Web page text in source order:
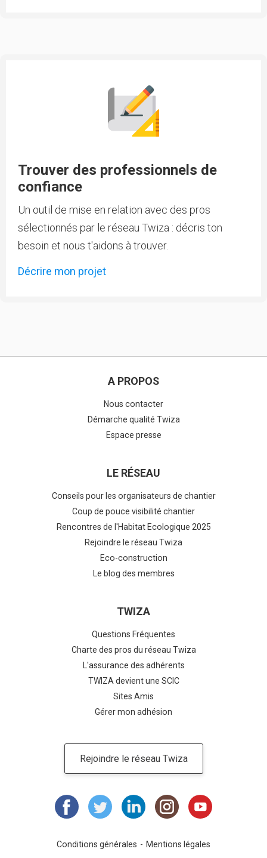
Trouver des professionnels de
confiance
Un outil de mise en relation avec des pros
sélectionnés par le réseau Twiza : décris ton
besoin et nous t'aidons à trouver.
Décrire mon projet
A PROPOS
Nous contacter
Démarche qualité Twiza
Espace presse
LE RÉSEAU
Conseils pour les organisateurs de chantier
Coup de pouce visibilité chantier
Rencontres de l'Habitat Ecologique 2025
Rejoindre le réseau Twiza
Eco-construction
Le blog des membres
TWIZA
Questions Fréquentes
Charte des pros du réseau Twiza
L'assurance des adhérents
TWIZA devient une SCIC
Sites Amis
Gérer mon adhésion
Rejoindre le réseau Twiza
Conditions générales Mentions légales